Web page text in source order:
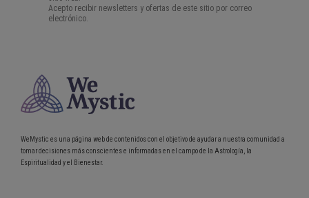
WeMystic es una página web de contenidos con el objetivo de ayudar a nuestra comunidad a
tomar decisiones más conscientes e informadas en el campo de la Astrología, la
Espiritualidad y el Bienestar.